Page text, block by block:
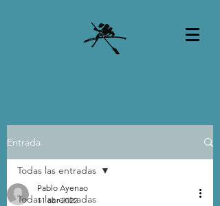
Entrada
Todas las entradas
Todas las entradas
Pablo Ayenao
11 abr 2022